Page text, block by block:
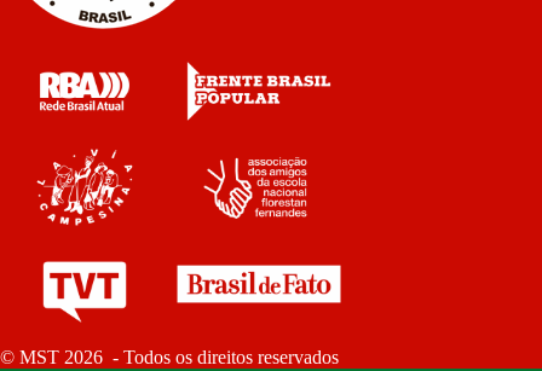
© MST 2026 - Todos os direitos reservados